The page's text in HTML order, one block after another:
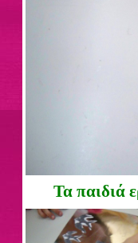
Τα παιδιά